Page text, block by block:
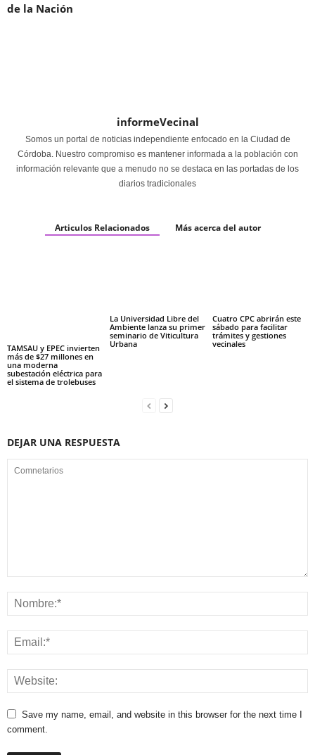
de la Nación
informeVecinal
Somos un portal de noticias independiente enfocado en la Ciudad de
Córdoba. Nuestro compromiso es mantener informada a la población con
información relevante que a menudo no se destaca en las portadas de los
diarios tradicionales
Articulos Relacionados Más acerca del autor
TAMSAU y EPEC invierten
más de $27 millones en
una moderna
subestación eléctrica para
el sistema de trolebuses
La Universidad Libre del
Ambiente lanza su primer
seminario de Viticultura
Urbana
Cuatro CPC abrirán este
sábado para facilitar
trámites y gestiones
vecinales
DEJAR UNA RESPUESTA
Save my name, email, and website in this browser for the next time I
comment.